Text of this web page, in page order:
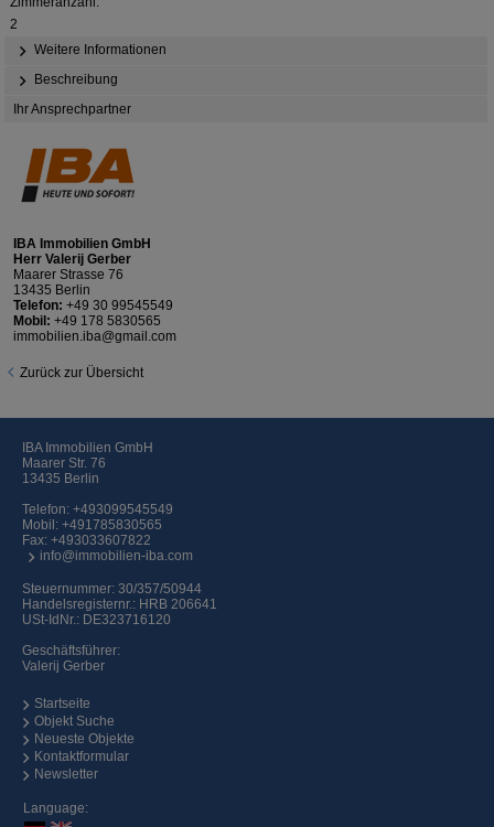
2
Weitere Informationen
Beschreibung
Ihr Ansprechpartner
IBA Immobilien GmbH
Herr Valerij Gerber
Maarer Strasse 76
13435 Berlin
Telefon: +49 30 99545549
Mobil: +49 178 5830565
immobilien.iba@gmail.com
Zurück zur Übersicht
IBA Immobilien GmbH
Maarer Str. 76
13435 Berlin
Telefon: +493099545549
Mobil: +491785830565
Fax: +493033607822
info@immobilien-iba.com
Steuernummer: 30/357/50944
Handelsregisternr.: HRB 206641
USt-IdNr.: DE323716120
Geschäftsführer:
Valerij Gerber
Startseite
Objekt Suche
Neueste Objekte
Kontaktformular
Newsletter
Language: